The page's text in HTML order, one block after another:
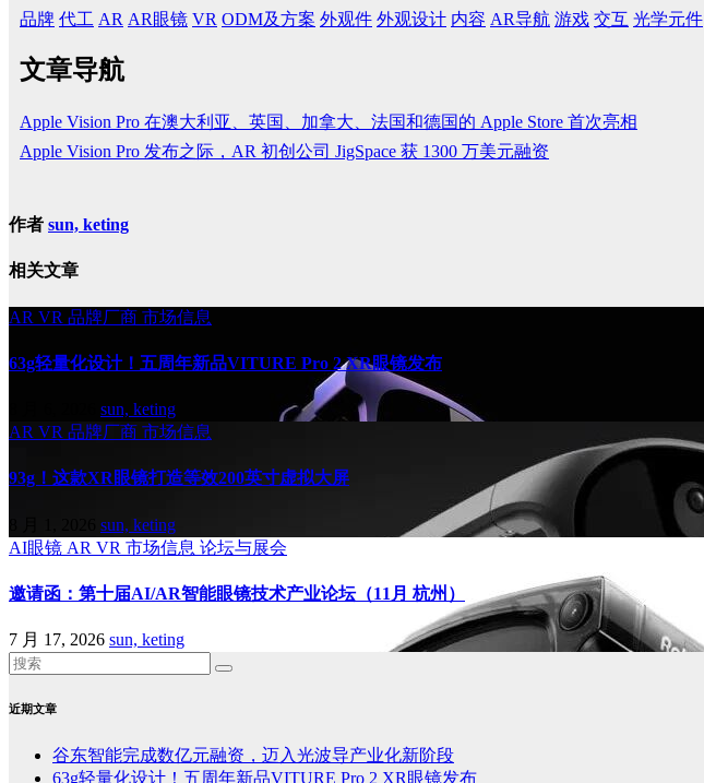
品牌 代工 AR AR眼镜 VR ODM及方案 外观件 外观设计 内容 AR导航 游戏 交互 光学元件
文章导航
Apple Vision Pro 在澳大利亚、英国、加拿大、法国和德国的 Apple Store 首次亮相
Apple Vision Pro 发布之际，AR 初创公司 JigSpace 获 1300 万美元融资
作者 sun, keting
相关文章
AR VR 品牌厂商 市场信息
63g轻量化设计！五周年新品VITURE Pro 2 XR眼镜发布
sun, keting
AR VR 品牌厂商 市场信息
93g！这款XR眼镜打造等效200英寸虚拟大屏
sun, keting
AI眼镜 AR VR 市场信息 论坛与展会
邀请函：第十届AI/AR智能眼镜技术产业论坛（11月 杭州）
7 月 17, 2026 sun, keting
近期文章
谷东智能完成数亿元融资，迈入光波导产业化新阶段
63g轻量化设计！五周年新品VITURE Pro 2 XR眼镜发布